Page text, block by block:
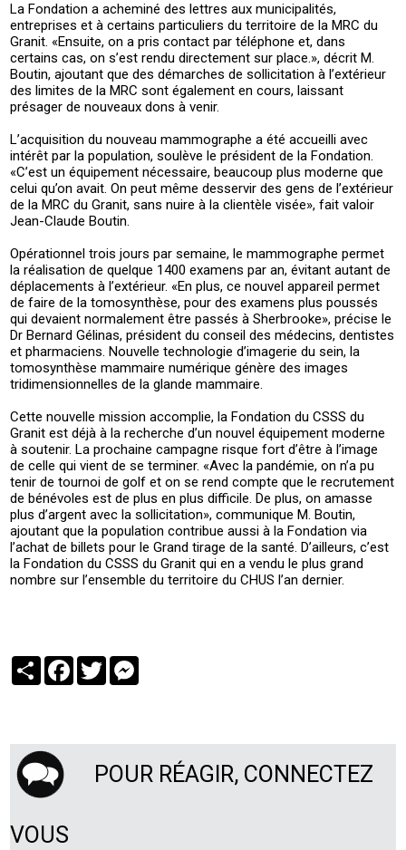
La Fondation a acheminé des lettres aux municipalités,
entreprises et à certains particuliers du territoire de la MRC du
Granit. «Ensuite, on a pris contact par téléphone et, dans
certains cas, on s’est rendu directement sur place.», décrit M.
Boutin, ajoutant que des démarches de sollicitation à l’extérieur
des limites de la MRC sont également en cours, laissant
présager de nouveaux dons à venir.
L’acquisition du nouveau mammographe a été accueilli avec
intérêt par la population, soulève le président de la Fondation.
«C’est un équipement nécessaire, beaucoup plus moderne que
celui qu’on avait. On peut même desservir des gens de l’extérieur
de la MRC du Granit, sans nuire à la clientèle visée», fait valoir
Jean-Claude Boutin.
Opérationnel trois jours par semaine, le mammographe permet
la réalisation de quelque 1400 examens par an, évitant autant de
déplacements à l’extérieur. «En plus, ce nouvel appareil permet
de faire de la tomosynthèse, pour des examens plus poussés
qui devaient normalement être passés à Sherbrooke», précise le
Dr Bernard Gélinas, président du conseil des médecins, dentistes
et pharmaciens. Nouvelle technologie d’imagerie du sein, la
tomosynthèse mammaire numérique génère des images
tridimensionnelles de la glande mammaire.
Cette nouvelle mission accomplie, la Fondation du CSSS du
Granit est déjà à la recherche d’un nouvel équipement moderne
à soutenir. La prochaine campagne risque fort d’être à l’image
de celle qui vient de se terminer. «Avec la pandémie, on n’a pu
tenir de tournoi de golf et on se rend compte que le recrutement
de bénévoles est de plus en plus difficile. De plus, on amasse
plus d’argent avec la sollicitation», communique M. Boutin,
ajoutant que la population contribue aussi à la Fondation via
l’achat de billets pour le Grand tirage de la santé. D’ailleurs, c’est
la Fondation du CSSS du Granit qui en a vendu le plus grand
nombre sur l’ensemble du territoire du CHUS l’an dernier.
PartagerFacebook
Twitter
POUR RÉAGIR, CONNECTEZ
VOUS